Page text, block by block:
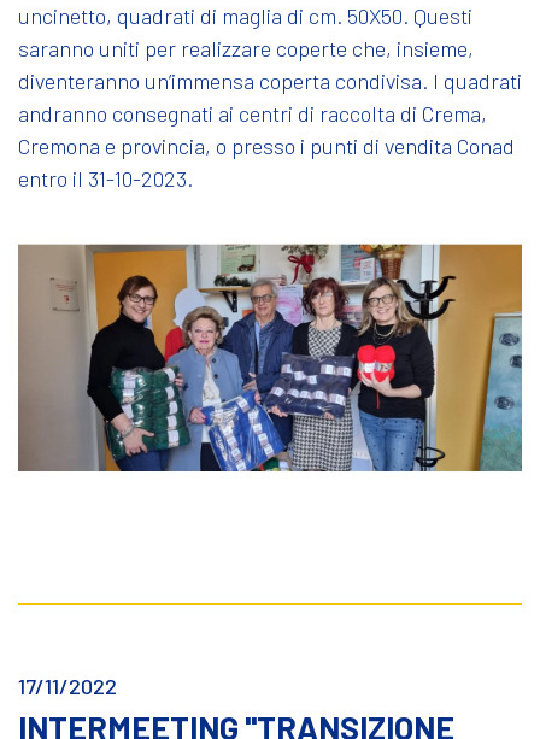
uncinetto, quadrati di maglia di cm. 50X50. Questi
saranno uniti per realizzare coperte che, insieme,
diventeranno un’immensa coperta condivisa. I quadrati
andranno consegnati ai centri di raccolta di Crema,
Cremona e provincia, o presso i punti di vendita Conad
entro il 31-10-2023.
17/11/2022
INTERMEETING "TRANSIZIONE